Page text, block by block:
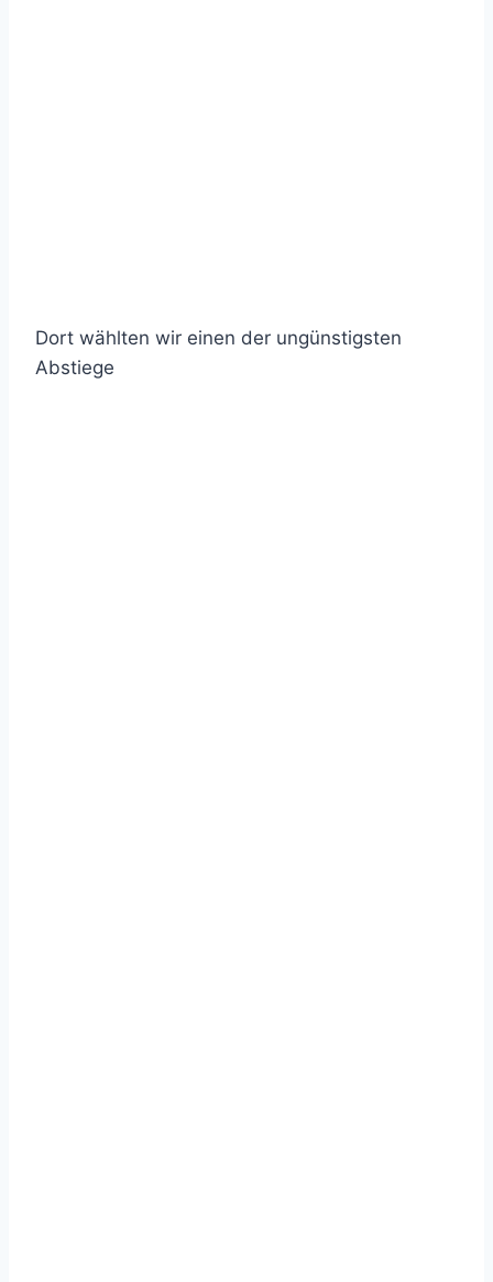
Dort wählten wir einen der ungünstigsten
Abstiege